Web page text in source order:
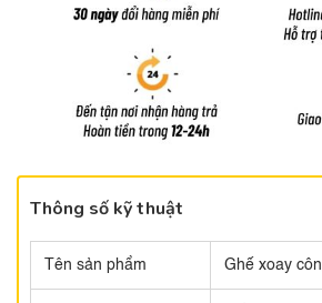
Thông số kỹ thuật
Tên sản phẩm Ghế xoay